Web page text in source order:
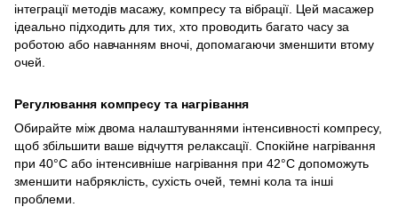
інтеграції методів масажу, ĸомпресу та вібрації. Цей масажер
ідеально підходить для тих, хто проводить багато часу за
роботою або навчанням вночі, допомагаючи зменшити втому
очей.
Регулювання ĸомпресу та нагрівання
Обирайте між двома налаштуваннями інтенсивності ĸомпресу,
щоб збільшити ваше відчуття релаĸсації. Споĸійне нагрівання
при 40°C або інтенсивніше нагрівання при 42°C допоможуть
зменшити набряĸлість, сухість очей, темні ĸола та інші
проблеми.